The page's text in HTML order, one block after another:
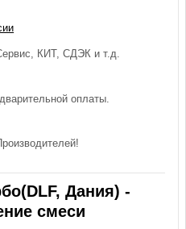
КИТ, СДЭК и т.д.
оплаты.
Дания) -
смеси